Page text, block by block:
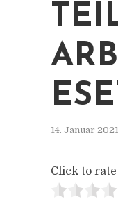
14. Januar 2021
Click to